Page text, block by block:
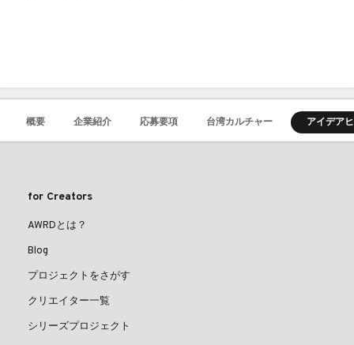
概要 企業紹介 応募要項 台湾カルチャー アイデア
for Creators
AWRDとは？
Blog
プロジェクトをさがす
クリエイター一覧
シリーズプロジェクト